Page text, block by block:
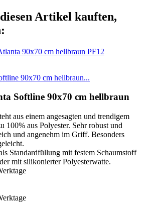
Artikel kauften,
PF12
90x70 cm hellbraun...
Softline 90x70 cm hellbraun
aus einem angesagten und trendigem
100% aus Polyester. Sehr robust und
und angenehm im Griff. Besonders
Standardfüllung mit festem Schaumstoff
mit silikonierter Polyesterwatte.